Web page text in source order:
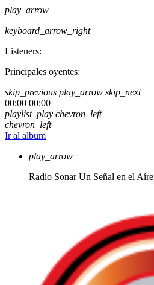
play_arrow
keyboard_arrow_right
Listeners:
Principales oyentes:
skip_previous play_arrow skip_next
00:00 00:00
playlist_play chevron_left
chevron_left
Ir al album
play_arrow
Radio Sonar Un Señal en el Aíre